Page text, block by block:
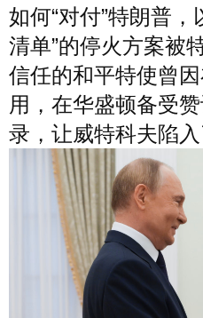
生活 文化
周末 城市
短片 时事
如何“对付”特朗普
清单”的停火方案被
信任的和平特使曾
用，在华盛顿备受
录，让威特科夫陷入